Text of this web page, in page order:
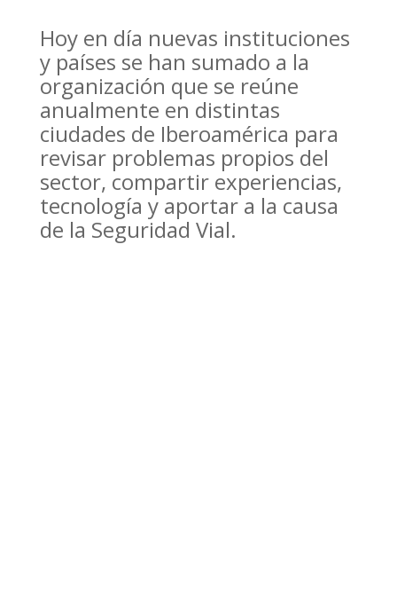
Hoy en día nuevas instituciones
y países se han sumado a la
organización que se reúne
anualmente en distintas
ciudades de Iberoamérica para
revisar problemas propios del
sector, compartir experiencias,
tecnología y aportar a la causa
de la Seguridad Vial.